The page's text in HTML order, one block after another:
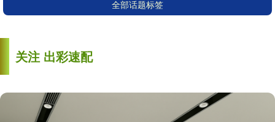
全部话题标签
关注 出彩速配